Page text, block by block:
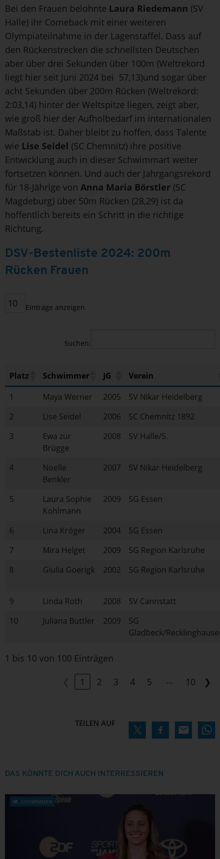
Bei den Frauen belohnte Laura Riedemann (SV
Halle) ihr Comeback mit einer weiteren
Olympiateilnahme in der Lagenstaffel. Dass auf
den Rückenstrecken die schnellsten Deutschen
aber über drei Sekunden über 100m (Weltrekord
liegt hier seit Juni 2024 bei 57,13)und sogar über
acht Sekunden über 200m Rücken (Weltrekord:
2:03,14) hinter der Weltspitze liegen, zeigt aber,
wie groß hier der Aufholbedarf im internationalen
Maßstab ist. Daher bleibt zu hoffen, dass Talente
wie Lise Seidel (SC Chemnitz) ihre positive
Entwicklung auch in dieser Schwimmart weiter
fortsetzen können. Und auch der Jahrgangsrekord
für 18-Jährige von Anna Maria Börstler (SC
Magdeburg) über 50m Rücken (28,29) ist da
hoffentlich bereits ein Schritt in die richtige
Richtung.
DSV-Bestenliste 2024: 200m
Rücken Frauen
Einträge anzeigen
Suchen:
Platz Schwimmer JG
Verein
1
Maya Werner 2005
SV Nikar Heidelberg
2
Lise Seidel 2006
SC Chemnitz 1892
3
Ewa zur
Brügge
2008 SV Halle/S.
4
Noelle
Benkler
2007 SV Nikar Heidelberg
5
Laura Sophie
Kohlmann
2009 SG Essen
6 Lina Kröger 2004
SG Essen
7
Mira Helget 2009
SG Region Karlsruhe
8
Giulia Goerigk 2002 SG Region Karlsruhe
9 Linda Roth 2008
SV Cannstatt
10
Juliana Buttler 2009
SG
Gladbeck/
1 bis 10 von 100 Einträgen
1 2 3 4 5 … 10 ❯
TEILEN AUF
DAS KÖNNTE DICH AUCH INTERRESSIEREN
SCHWIMMEN